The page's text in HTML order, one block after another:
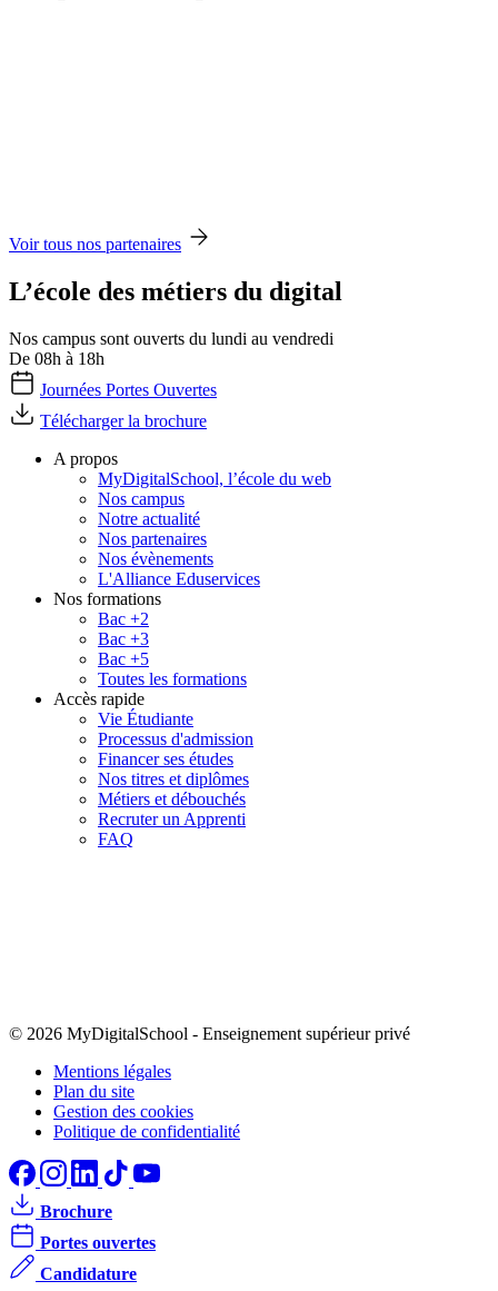
Voir tous nos partenaires
L’école des métiers du digital
Nos campus sont ouverts du lundi au vendredi
De 08h à 18h
Journées Portes Ouvertes
Télécharger la brochure
A propos
MyDigitalSchool, l’école du web
Nos campus
Notre actualité
Nos partenaires
Nos évènements
L'Alliance Eduservices
Nos formations
Bac +2
Bac +3
Bac +5
Toutes les formations
Accès rapide
Vie Étudiante
Processus d'admission
Financer ses études
Nos titres et diplômes
Métiers et débouchés
Recruter un Apprenti
FAQ
© 2026 MyDigitalSchool - Enseignement supérieur privé
Mentions légales
Plan du site
Gestion des cookies
Politique de confidentialité
Brochure
Portes ouvertes
Candidature